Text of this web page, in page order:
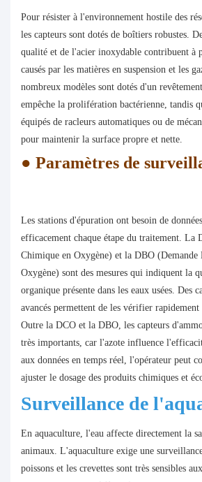
Pour résister à l'environnement hostile des
les capteurs sont dotés de boîtiers robustes.
qualité et de l'acier inoxydable contribuent à
causés par les matières en suspension et les
nombreux modèles sont dotés d'un
empêche la prolifération bactérienne, tandis
équipés de racleurs automatiques ou de
pour maintenir la surface propre et nette.
● Paramètres de
Les stations d'épuration ont besoin de
efficacement chaque étape du traitement. La
Chimique en Oxygène) et la DBO (Demande
Oxygène) sont des mesures qui indiquent la
organique présente dans les eaux usées. Des
avancés permettent de les vérifier
Outre la DCO et la DBO, les capteurs
très importants, car l'azote influence
aux données en temps réel, l'opérateur peut
ajuster le dosage des produits chimiques et
Surveillance de
En aquaculture, l'eau affecte directement la
animaux. L'aquaculture exige une
poissons et les crevettes sont très sensibles